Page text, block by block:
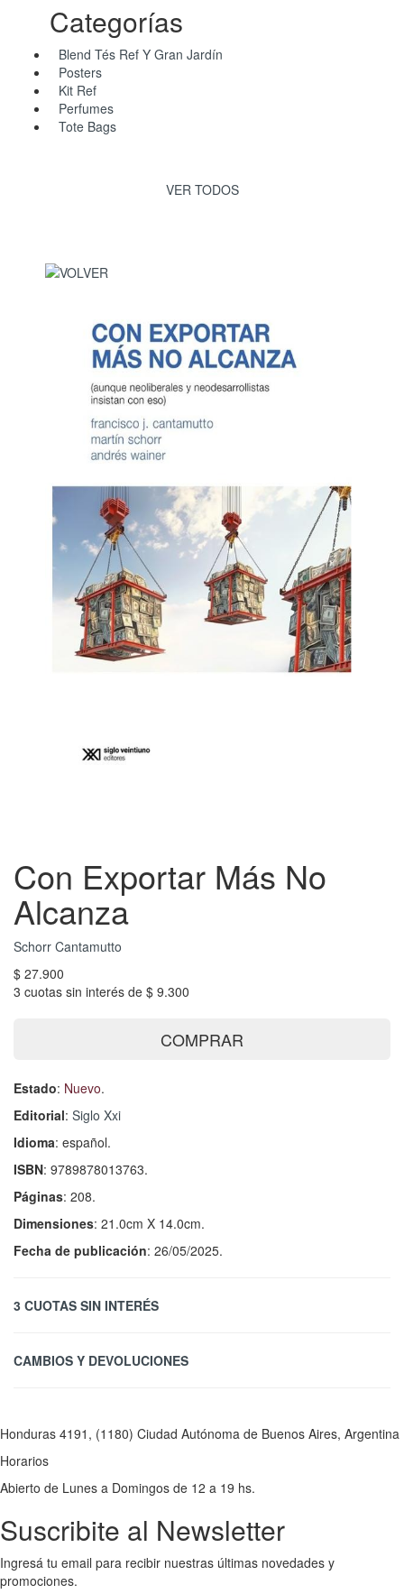
Categorías
Blend Tés Ref Y Gran Jardín
Posters
Kit Ref
Perfumes
Tote Bags
VER TODOS
Con Exportar Más No
Alcanza
Schorr Cantamutto
$ 27.900
3 cuotas sin interés de $ 9.300
COMPRAR
Estado: Nuevo.
Editorial: Siglo Xxi
Idioma: español.
ISBN: 9789878013763.
Páginas: 208.
Dimensiones: 21.0cm X 14.0cm.
Fecha de publicación: 26/05/2025.
3 CUOTAS SIN INTERÉS
CAMBIOS Y DEVOLUCIONES
Honduras 4191, (1180) Ciudad Autónoma de Buenos Aires, Argentina
Horarios
Abierto de Lunes a Domingos de 12 a 19 hs.
Suscribite al Newsletter
Ingresá tu email para recibir nuestras últimas novedades y
promociones.